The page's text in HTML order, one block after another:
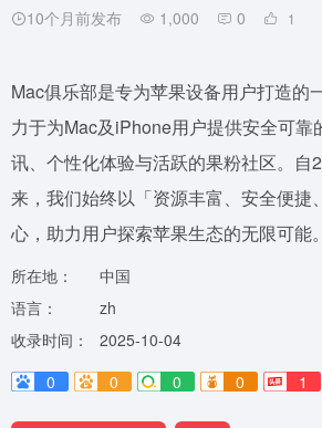
10个月前发布 1,000 0 1
Mac俱乐部是专为苹果设备用户打造的
力于为Mac及iPhone用户提供安全可靠
讯、个性化体验与活跃的果粉社区。自
来，我们始终以「资源丰富、安全便捷
心，助力用户探索苹果生态的无限可能。
所在地：
中国
语言：
zh
收录时间：
2025-10-04
0
0 0 0 1